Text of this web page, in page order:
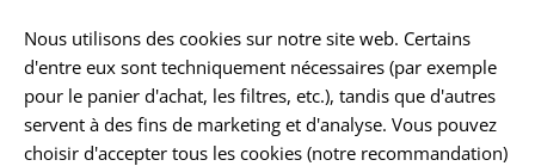
ACCUEIL EQUIPEMENTS LES ÉCUSSONS CLASSIQUES
Nous utilisons des cookies sur notre site web. Certains
d'entre eux sont techniquement nécessaires (par exemple
pour le panier d'achat, les filtres, etc.), tandis que d'autres
servent à des fins de marketing et d'analyse. Vous pouvez
choisir d'accepter tous les cookies (notre recommandation)